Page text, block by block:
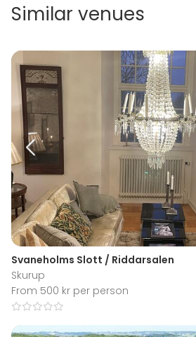
Similar venues
Svaneholms Slott / Riddarsalen
Skurup
From 500 kr per person